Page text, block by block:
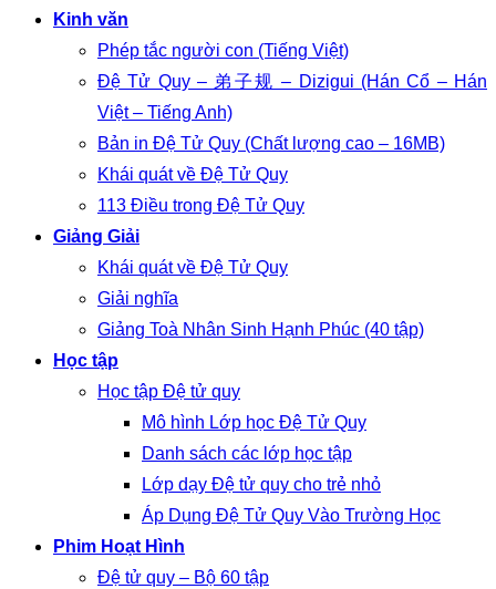
Kinh văn
Phép tắc người con (Tiếng Việt)
Đệ Tử Quy – 弟子规 – Dizigui (Hán Cổ – Hán
Việt – Tiếng Anh)
Bản in Đệ Tử Quy (Chất lượng cao – 16MB)
Khái quát về Đệ Tử Quy
113 Điều trong Đệ Tử Quy
Giảng Giải
Khái quát về Đệ Tử Quy
Giải nghĩa
Giảng Toà Nhân Sinh Hạnh Phúc (40 tập)
Học tập
Học tập Đệ tử quy
Mô hình Lớp học Đệ Tử Quy
Danh sách các lớp học tập
Lớp dạy Đệ tử quy cho trẻ nhỏ
Áp Dụng Đệ Tử Quy Vào Trường Học
Phim Hoạt Hình
Đệ tử quy – Bộ 60 tập